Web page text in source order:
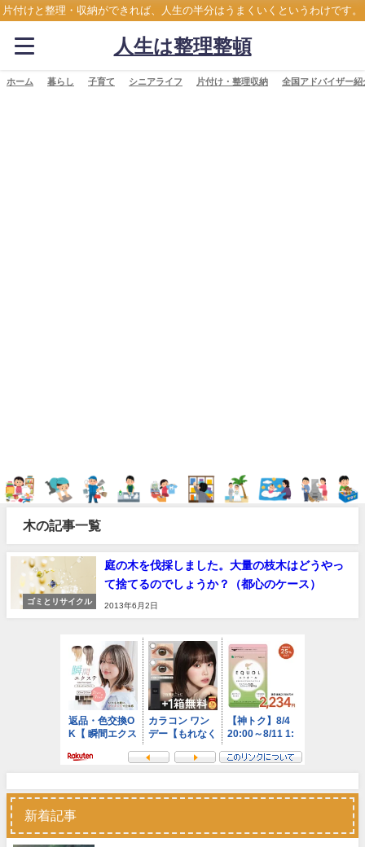
片付けと整理・収納ができれば、人生の半分はうまくいくというわけです。
人生は整理整頓
ホーム 暮らし 子育て シニアライフ 片付け・整理収納 全国アドバイザー紹
木の記事一覧
ゴミとリサイクル
庭の木を伐採しました。大量の枝木はどうやっ
て捨てるのでしょうか？（都心のケース）
2013年6月2日
新着記事